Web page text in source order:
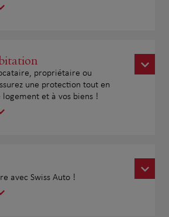
propriétaire ou
une protection tout en
logement et à vos biens !
avec Swiss Auto !